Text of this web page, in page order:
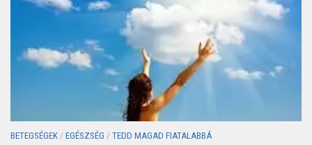
BETEGSÉGEK / EGÉSZSÉG / TEDD MAGAD FIATALABBÁ